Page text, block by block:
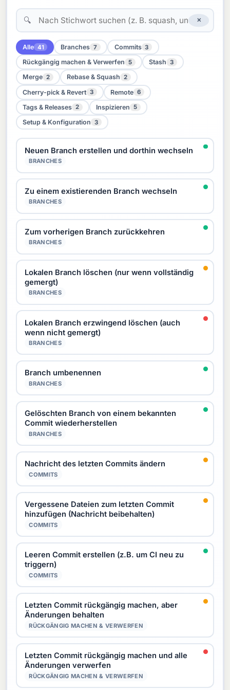
🔍 ✕
Alle 41 Branches 7 Commits 3
Rückgängig machen & Verwerfen 5 Stash 3
Merge 2 Rebase & Squash 2
Cherry-pick & Revert 3 Remote 6
Tags & Releases 2 Inspizieren 5
Setup & Konfiguration 3
Neuen Branch erstellen und dorthin wechseln
BRANCHES
Zu einem existierenden Branch wechseln
BRANCHES
Zum vorherigen Branch zurückkehren
BRANCHES
Lokalen Branch löschen (nur wenn vollständig
gemergt)
BRANCHES
Lokalen Branch erzwingend löschen (auch
wenn nicht gemergt)
BRANCHES
Branch umbenennen
BRANCHES
Gelöschten Branch von einem bekannten
Commit wiederherstellen
BRANCHES
Nachricht des letzten Commits ändern
COMMITS
Vergessene Dateien zum letzten Commit
hinzufügen (Nachricht beibehalten)
COMMITS
Leeren Commit erstellen (z.B. um CI neu zu
triggern)
COMMITS
Letzten Commit rückgängig machen, aber
Änderungen behalten
RÜCKGÄNGIG MACHEN & VERWERFEN
Letzten Commit rückgängig machen und alle
Änderungen verwerfen
RÜCKGÄNGIG MACHEN & VERWERFEN